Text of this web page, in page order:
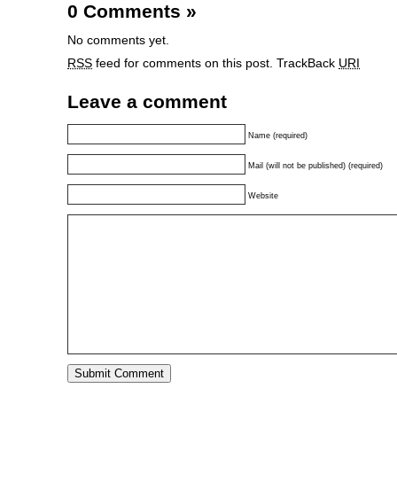
0 Comments »
No comments yet.
RSS feed for comments on this post. TrackBack URI
Leave a comment
Name (required)
Mail (will not be published) (required)
Website